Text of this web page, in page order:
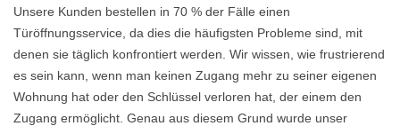
Unsere Kunden bestellen in 70 % der Fälle einen
Türöffnungsservice, da dies die häufigsten Probleme sind, mit
denen sie täglich konfrontiert werden. Wir wissen, wie frustrierend
es sein kann, wenn man keinen Zugang mehr zu seiner eigenen
Wohnung hat oder den Schlüssel verloren hat, der einem den
Zugang ermöglicht. Genau aus diesem Grund wurde unser